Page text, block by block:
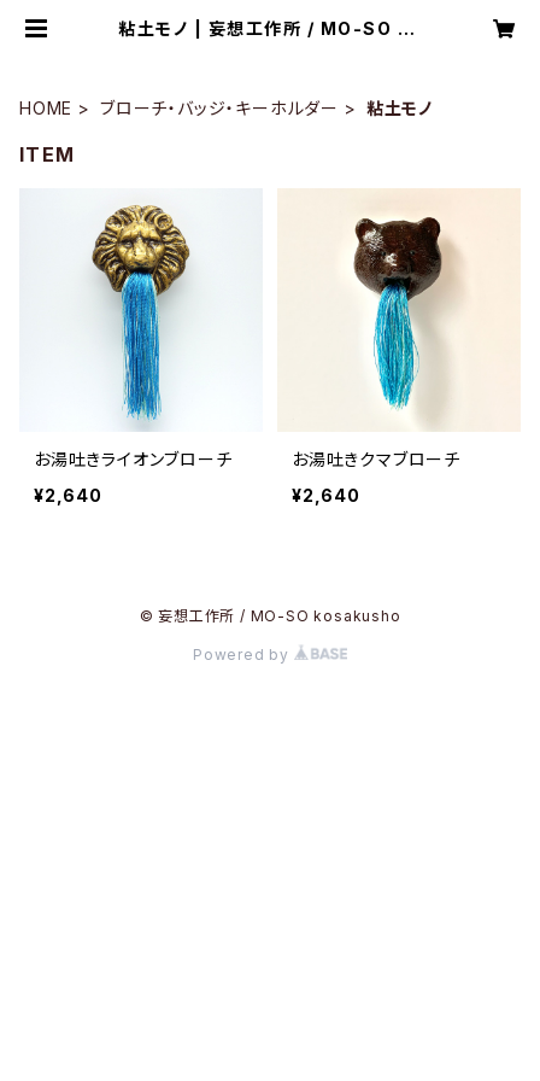
粘土モノ | 妄想工作所 / MO-SO ko
HOME ブローチ・バッジ・キーホルダー 粘土モノ
ITEM
お湯吐きライオンブローチ
¥2,640
お湯吐きクマブローチ
¥2,640
© 妄想工作所 / MO-SO kosakusho
Powered by